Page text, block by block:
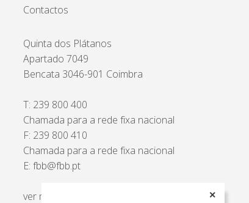
✕
Contactos
Quinta dos Plátanos
Apartado 7049
Bencata 3046-901 Coimbra
T: 239 800 400
Chamada para a rede fixa nacional
F: 239 800 410
Chamada para a rede fixa nacional
E:fbb@fbb.pt
ver mapa